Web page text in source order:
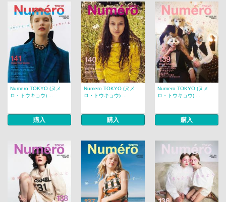
Numero TOKYO (ヌメ
ロ・トウキョウ) ...
購入
Numero TOKYO (ヌメ
ロ・トウキョウ) ...
購入
Numero TOKYO (ヌメ
ロ・トウキョウ) ...
購入